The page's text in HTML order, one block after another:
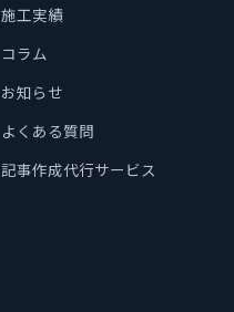
施工実績
コラム
お知らせ
よくある質問
記事作成代行サービス